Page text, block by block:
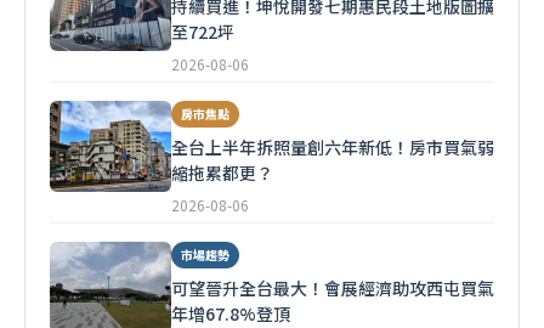
持續買進！坤悅開發七期惠民段土地版圖擴
至722坪
2026-08-06
房市焦點
全台上半年拆照量創六年新低！房市買氣弱
縮拖累都更？
2026-08-06
市場趨勢
可望晉升全台最大！會展經濟助攻西屯買氣
年增67.8%登頂